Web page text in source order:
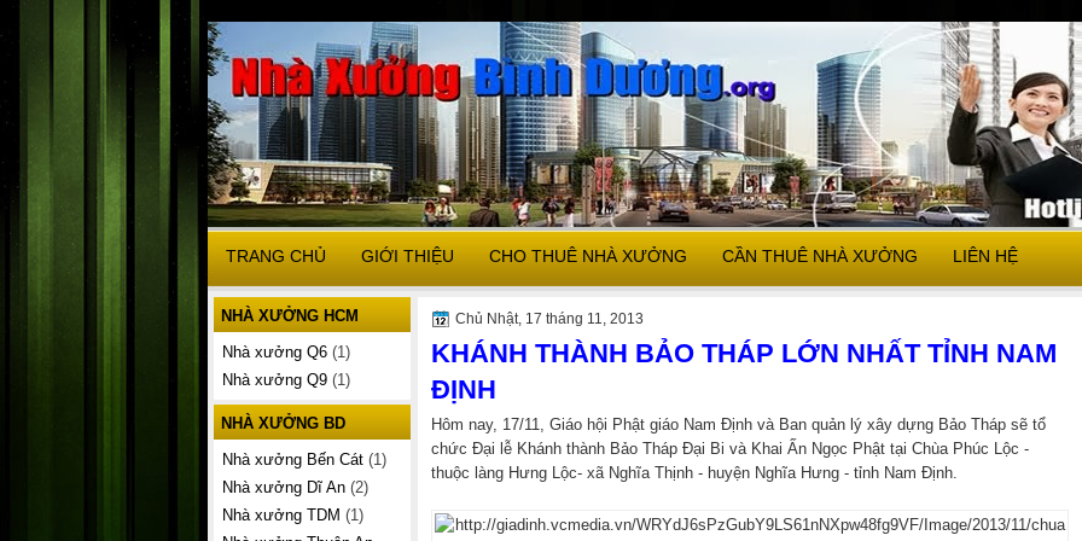
TRANG CHỦ GIỚI THIỆU CHO THUÊ NHÀ XƯỞNG CẦN THUÊ NHÀ XƯỞNG LIÊN HỆ
Chủ Nhật, 17 tháng 11, 2013
KHÁNH THÀNH BẢO THÁP LỚN NHẤT TỈNH NAM
ĐỊNH
Hôm nay, 17/11, Giáo hội Phật giáo Nam Định và Ban quản lý xây dựng Bảo Tháp sẽ tổ
chức Đại lễ Khánh thành Bảo Tháp Đại Bi và Khai Ấn Ngọc Phật tại Chùa Phúc Lộc -
thuộc làng Hưng Lộc- xã Nghĩa Thịnh - huyện Nghĩa Hưng - tỉnh Nam Định.
NHÀ XƯỞNG HCM
Nhà xưởng Q6 (1)
Nhà xưởng Q9 (1)
NHÀ XƯỞNG BD
Nhà xưởng Bến Cát (1)
Nhà xưởng Dĩ An (2)
Nhà xưởng TDM (1)